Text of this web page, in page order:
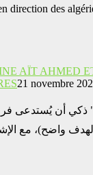
direction des
AÏT AHMED
21 novembre
ذكي أن يُستدعى
واضح)، مع